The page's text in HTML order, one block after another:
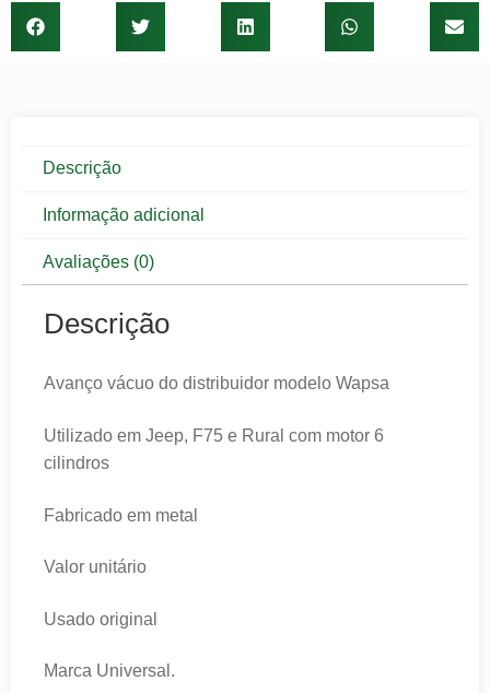
Descrição
Informação adicional
Avaliações (0)
Descrição
Avanço vácuo do distribuidor modelo Wapsa
Utilizado em Jeep, F75 e Rural com motor 6
cilindros
Fabricado em metal
Valor unitário
Usado original
Marca Universal.